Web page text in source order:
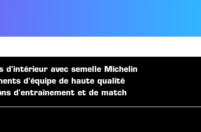
d'intérieur avec semelle Michelin
d'équipe de haute qualité
d'entraînement et de match